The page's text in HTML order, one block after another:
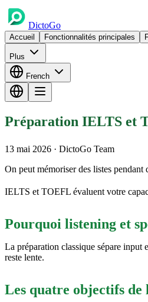
DictoGo
Accueil Fonctionnalités principales
Plus
French
Préparation IELTS et
13 mai 2026 · DictoGo Team
On peut mémoriser des listes pendant
IELTS et TOEFL évaluent votre
Pourquoi listening et
La préparation classique sépare input
reste lente.
Les quatre objectifs de